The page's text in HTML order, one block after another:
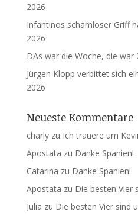
2026
Infantinos schamloser Griff
2026
DAs war die Woche, die war
Jürgen Klopp verbittet sich
2026
Neueste Kommentare
charlyzu Ich trauere um
Apostata zu Danke Spanien!
Catarina zu Danke Spanien!
Apostata zu Die besten Vier
Julia zu Die besten Vier sind